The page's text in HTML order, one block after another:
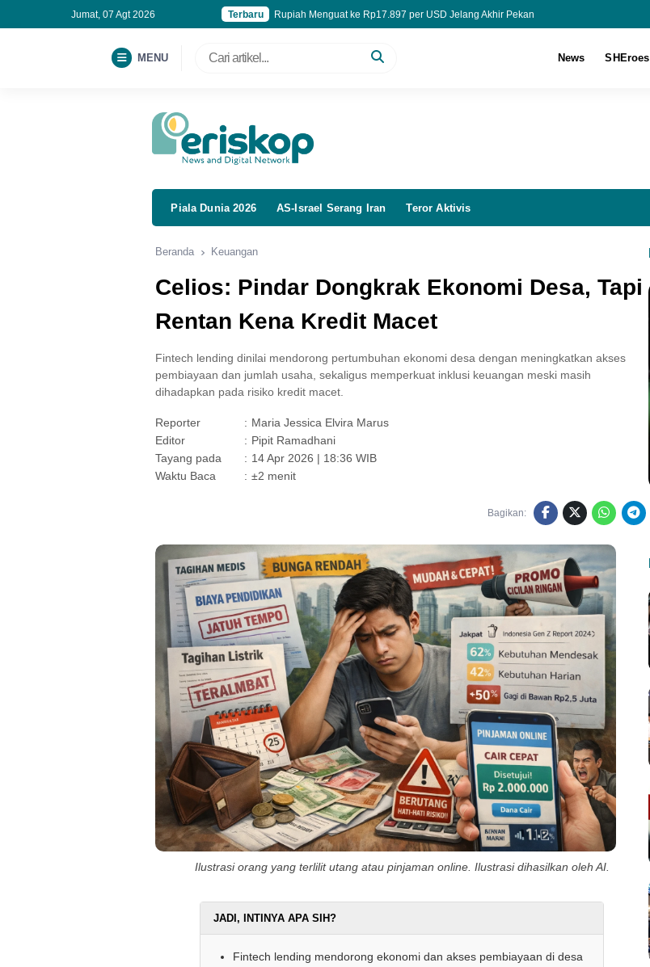
Jumat, 07 Agt 2026 Terbaru
Rupiah Menguat ke Rp17.897 per USD Jelang Akhir Pekan
OJK Cabut Izin Usaha 6 LKM pada Semester I-2026
MENU News SHEroes
Piala Dunia 2026 AS-Israel Serang Iran Teror Aktivis
Beranda Keuangan
Celios: Pindar Dongkrak Ekonomi Desa, Tapi
Rentan Kena Kredit Macet
Fintech lending dinilai mendorong pertumbuhan ekonomi desa dengan meningkatkan akses
pembiayaan dan jumlah usaha, sekaligus memperkuat inklusi keuangan meski masih
dihadapkan pada risiko kredit macet.
Reporter : Maria Jessica Elvira Marus
Editor
: Pipit Ramadhani
Tayang pada
: 14 Apr 2026 | 18:36 WIB
Waktu Baca
: ±2 menit
Bagikan:
Ilustrasi orang yang terlilit utang atau pinjaman online. Ilustrasi dihasilkan oleh AI.
JADI, INTINYA APA SIH?
Fintech lending mendorong ekonomi dan akses pembiayaan di desa